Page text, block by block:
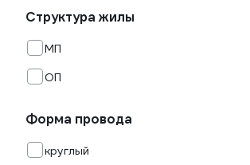
Структура жилы
МП
ОП
Форма провода
круглый